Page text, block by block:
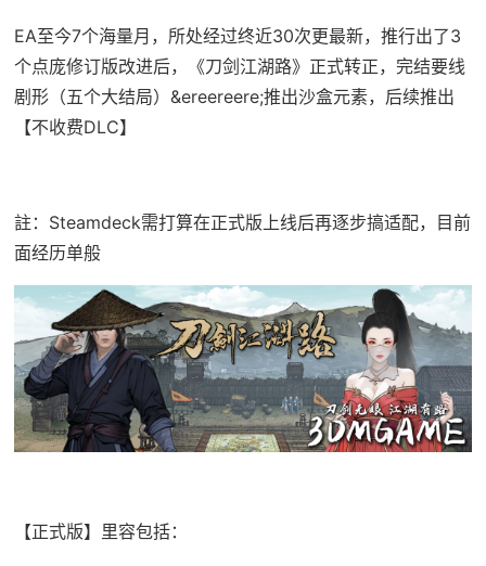
EA至今7个海量月，所处经过终近30次更最新，推行出了3
个点庞修订版改进后，《刀剑江湖路》正式转正，完结要线
剧形（五个大结局）&ereereere;推出沙盒元素，后续推出
【不收费DLC】
註：Steamdeck需打算在正式版上线后再逐步搞适配，目前
面经历单般
【正式版】里容包括：